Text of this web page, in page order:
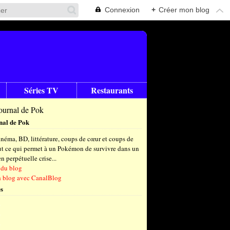
Connexion + Créer mon blog
Séries TV Restaurants
de Pok
BD, littérature, coups de cœur et coups de
ce qui permet à un Pokémon de survivre dans un
perpétuelle crise...
blog
blog avec CanalBlog